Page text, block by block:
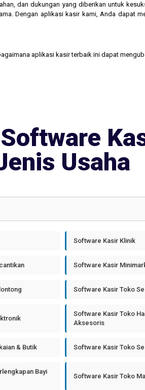
dan dukungan yang diberikan untuk
Dengan aplikasi kasir kami, Anda dapat
aplikasi kasir terbaik ini dapat
Usaha
Software Kasir Klinik
Software Kasir
Software Kasir Toko
Software Kasir Toko
Aksesoris
& Butik Software Kasir Toko
Bayi
Software Kasir Toko